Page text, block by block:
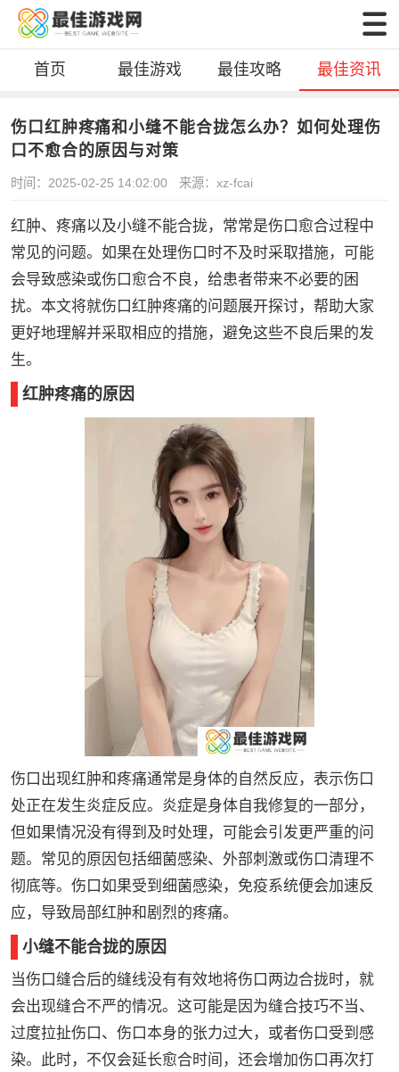
首页 最佳游戏 最佳攻略 最佳资讯
伤口红肿疼痛和小缝不能合拢怎么办？如何处理伤
口不愈合的原因与对策
时间：2025-02-25 14:02:00 来源：xz-fcai
红肿、疼痛以及小缝不能合拢，常常是伤口愈合过程中
常见的问题。如果在处理伤口时不及时采取措施，可能
会导致感染或伤口愈合不良，给患者带来不必要的困
扰。本文将就伤口红肿疼痛的问题展开探讨，帮助大家
更好地理解并采取相应的措施，避免这些不良后果的发
生。
红肿疼痛的原因
伤口出现红肿和疼痛通常是身体的自然反应，表示伤口
处正在发生炎症反应。炎症是身体自我修复的一部分，
但如果情况没有得到及时处理，可能会引发更严重的问
题。常见的原因包括细菌感染、外部刺激或伤口清理不
彻底等。伤口如果受到细菌感染，免疫系统便会加速反
应，导致局部红肿和剧烈的疼痛。
小缝不能合拢的原因
当伤口缝合后的缝线没有有效地将伤口两边合拢时，就
会出现缝合不严的情况。这可能是因为缝合技巧不当、
过度拉扯伤口、伤口本身的张力过大，或者伤口受到感
染。此时，不仅会延长愈合时间，还会增加伤口再次打